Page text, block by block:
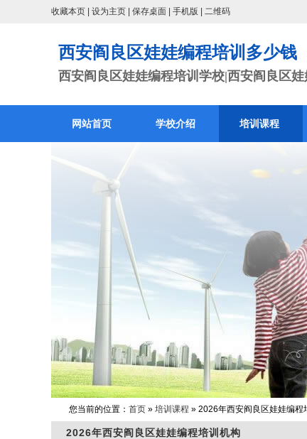
收藏本页 设为主页 保存桌面 手机版 二维码
西安阎良区娃娃编程培训多少钱
西安阎良区娃娃编程培训学校|西安阎良区
网站首页 学校介绍 培训课程
您当前的位置： 首页 » 培训课程 » 2026年西安阎良区娃娃编程
2026年西安阎良区娃娃编程培训机构